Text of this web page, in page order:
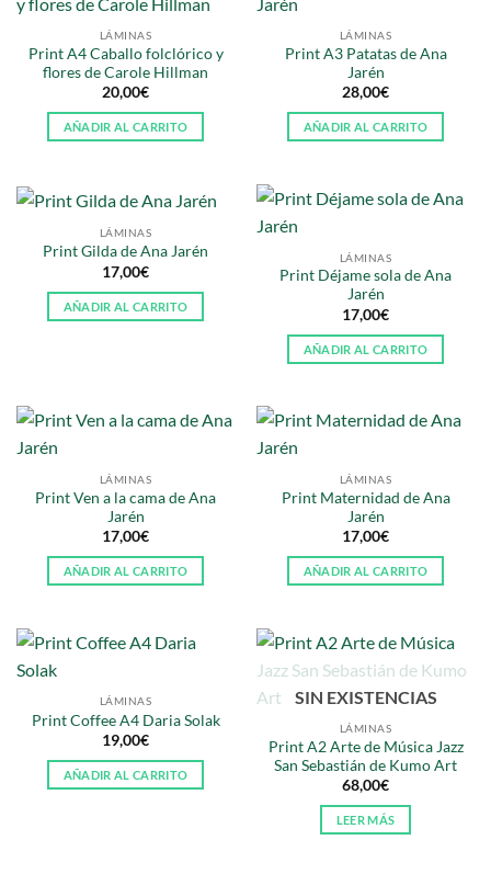
Las
opciones
se
pueden
elegir
página
producto
LÁMINAS
Print A4 Caballo folclórico y
flores de Carole Hillman
20,00€
AÑADIR AL CARRITO
LÁMINAS
Print A3 Patatas de Ana
Jarén
28,00€
AÑADIR AL CARRITO
LÁMINAS
Print Gilda de Ana Jarén
17,00€
AÑADIR AL CARRITO
LÁMINAS
Print Déjame sola de Ana
Jarén
17,00€
AÑADIR AL CARRITO
LÁMINAS
Print Ven a la cama de Ana
Jarén
17,00€
AÑADIR AL CARRITO
LÁMINAS
Print Maternidad de Ana
Jarén
17,00€
AÑADIR AL CARRITO
LÁMINAS
Print Coffee A4 Daria Solak
19,00€
AÑADIR AL CARRITO
SIN EXISTENCIAS
LÁMINAS
Print A2 Arte de Música Jazz
San Sebastián de Kumo Art
68,00€
LEER MÁS